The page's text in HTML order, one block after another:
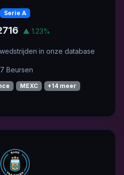
Serie A
▲ 1.23%
in onze database
Beursen
MEXC +14 meer